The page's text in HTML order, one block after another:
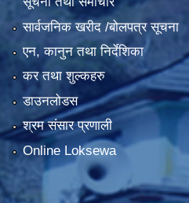
सार्वजनिक खरीद /बोलपत्र सूचना
एन, कानुन तथा निर्देशिका
कर तथा शुल्कहरु
डाउनलोडस
श्रम संसार प्रणाली
Online Loksewa